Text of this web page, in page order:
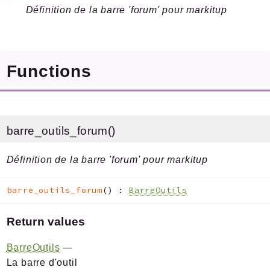
Pipelines
Errors
Markers
Files
Définition de la barre 'forum' pour markitup
Functions
barre_outils_forum()
Définition de la barre 'forum' pour markitup
barre_outils_forum() :BarreOutils
Return values
BarreOutils —
La barre d'outil